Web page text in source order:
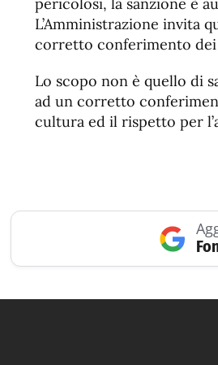
L’Amministrazione invita
corretto conferimento
Lo scopo non è quello di
ad un corretto
cultura ed il rispetto per